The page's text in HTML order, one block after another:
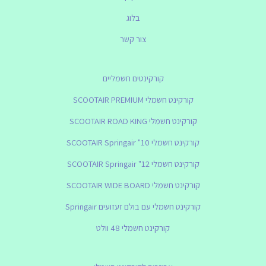
בלוג
צור קשר
קורקינטים חשמליים
קורקינט חשמלי SCOOTAIR PREMIUM
קורקינט חשמלי SCOOTAIR ROAD KING
קורקינט חשמלי SCOOTAIR Springair "10
קורקינט חשמלי SCOOTAIR Springair "12
קורקינט חשמלי SCOOTAIR WIDE BOARD
קורקינט חשמלי עם בולם זעזועים Springair
קורקינט חשמלי 48 וולט